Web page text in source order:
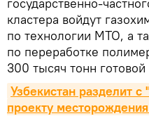
кластера войдут
по технологии МТО, а
по переработке
300 тысяч тонн
Узбекистан разделит
проекту